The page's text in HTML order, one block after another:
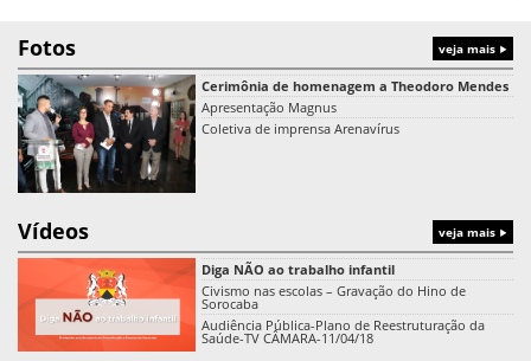
Fotos veja mais
Cerimônia de homenagem a Theodoro Mendes
Apresentação Magnus
Coletiva de imprensa Arenavírus
Vídeos veja mais
Diga NÃO ao trabalho infantil
Civismo nas escolas – Gravação do Hino de
Sorocaba
Audiência Pública-Plano de Reestruturação da
Saúde-TV CÂMARA-11/04/18